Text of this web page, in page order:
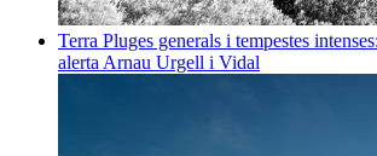
Terra Pluges generals i tempestes
alerta Arnau Urgell i Vidal